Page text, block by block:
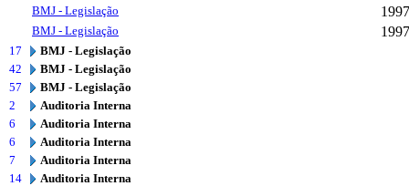
BMJ - Legislação 1997
BMJ - Legislação 1997
17
BMJ - Legislação
42
BMJ - Legislação
57
BMJ - Legislação
2
Auditoria Interna
6
Auditoria Interna
6
Auditoria Interna
7
Auditoria Interna
14
Auditoria Interna